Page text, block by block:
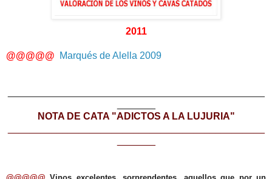
2011
@@@@@ Marqués de Alella 2009
NOTA DE CATA "ADICTOS A LA LUJURIA"